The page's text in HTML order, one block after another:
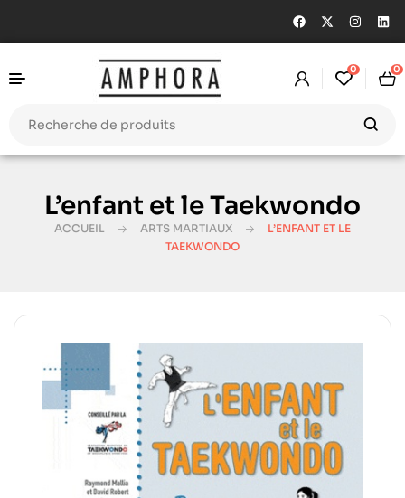
0 0
L’enfant et le Taekwondo
ACCUEIL ARTS MARTIAUX
L’ENFANT ET LE
TAEKWONDO